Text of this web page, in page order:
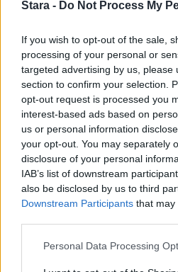
Stara - Do Not Process My
If you wish to opt-out of the sale,
processing of your personal or
targeted advertising by us, please
section to confirm your selection.
opt-out request is processed you
interest-based ads based on
us or personal information
your opt-out. You may separately
disclosure of your personal
IAB’s list of downstream
also be disclosed by us to third
Downstream Participants that may
Personal Data Processing